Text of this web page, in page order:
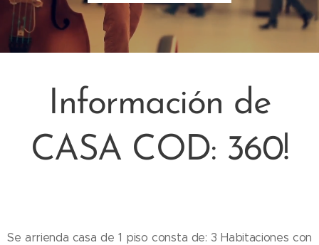
Información de
CASA COD: 360!
Se arrienda casa de 1 piso consta de: 3 Habitaciones con